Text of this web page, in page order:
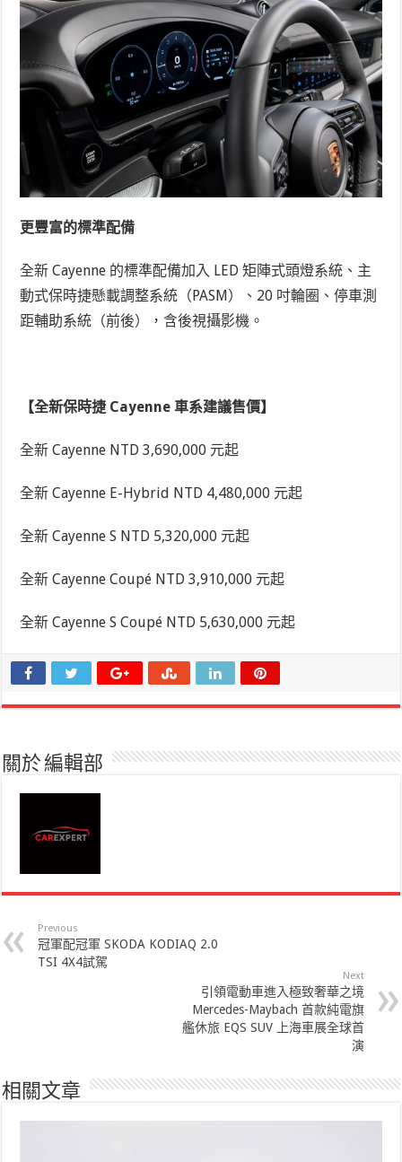
更豐富的標準配備
全新 Cayenne 的標準配備加入 LED 矩陣式頭燈系統、主
動式保時捷懸載調整系統（PASM）、20 吋輪圈、停車測
距輔助系統（前後），含後視攝影機。
【全新保時捷 Cayenne 車系建議售價】
全新 Cayenne NTD 3,690,000 元起
全新 Cayenne E-Hybrid NTD 4,480,000 元起
全新 Cayenne S NTD 5,320,000 元起
全新 Cayenne Coupé NTD 3,910,000 元起
全新 Cayenne S Coupé NTD 5,630,000 元起
關於 編輯部
Previous
冠軍配冠軍 SKODA KODIAQ 2.0
TSI 4X4試駕
Next
引領電動車進入極致奢華之境
Mercedes-Maybach 首款純電旗
艦休旅 EQS SUV 上海車展全球首
演
相關文章